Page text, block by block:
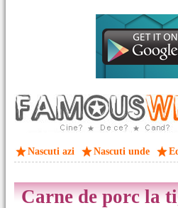
Nascuti azi Nascuti unde
Carne de porc la